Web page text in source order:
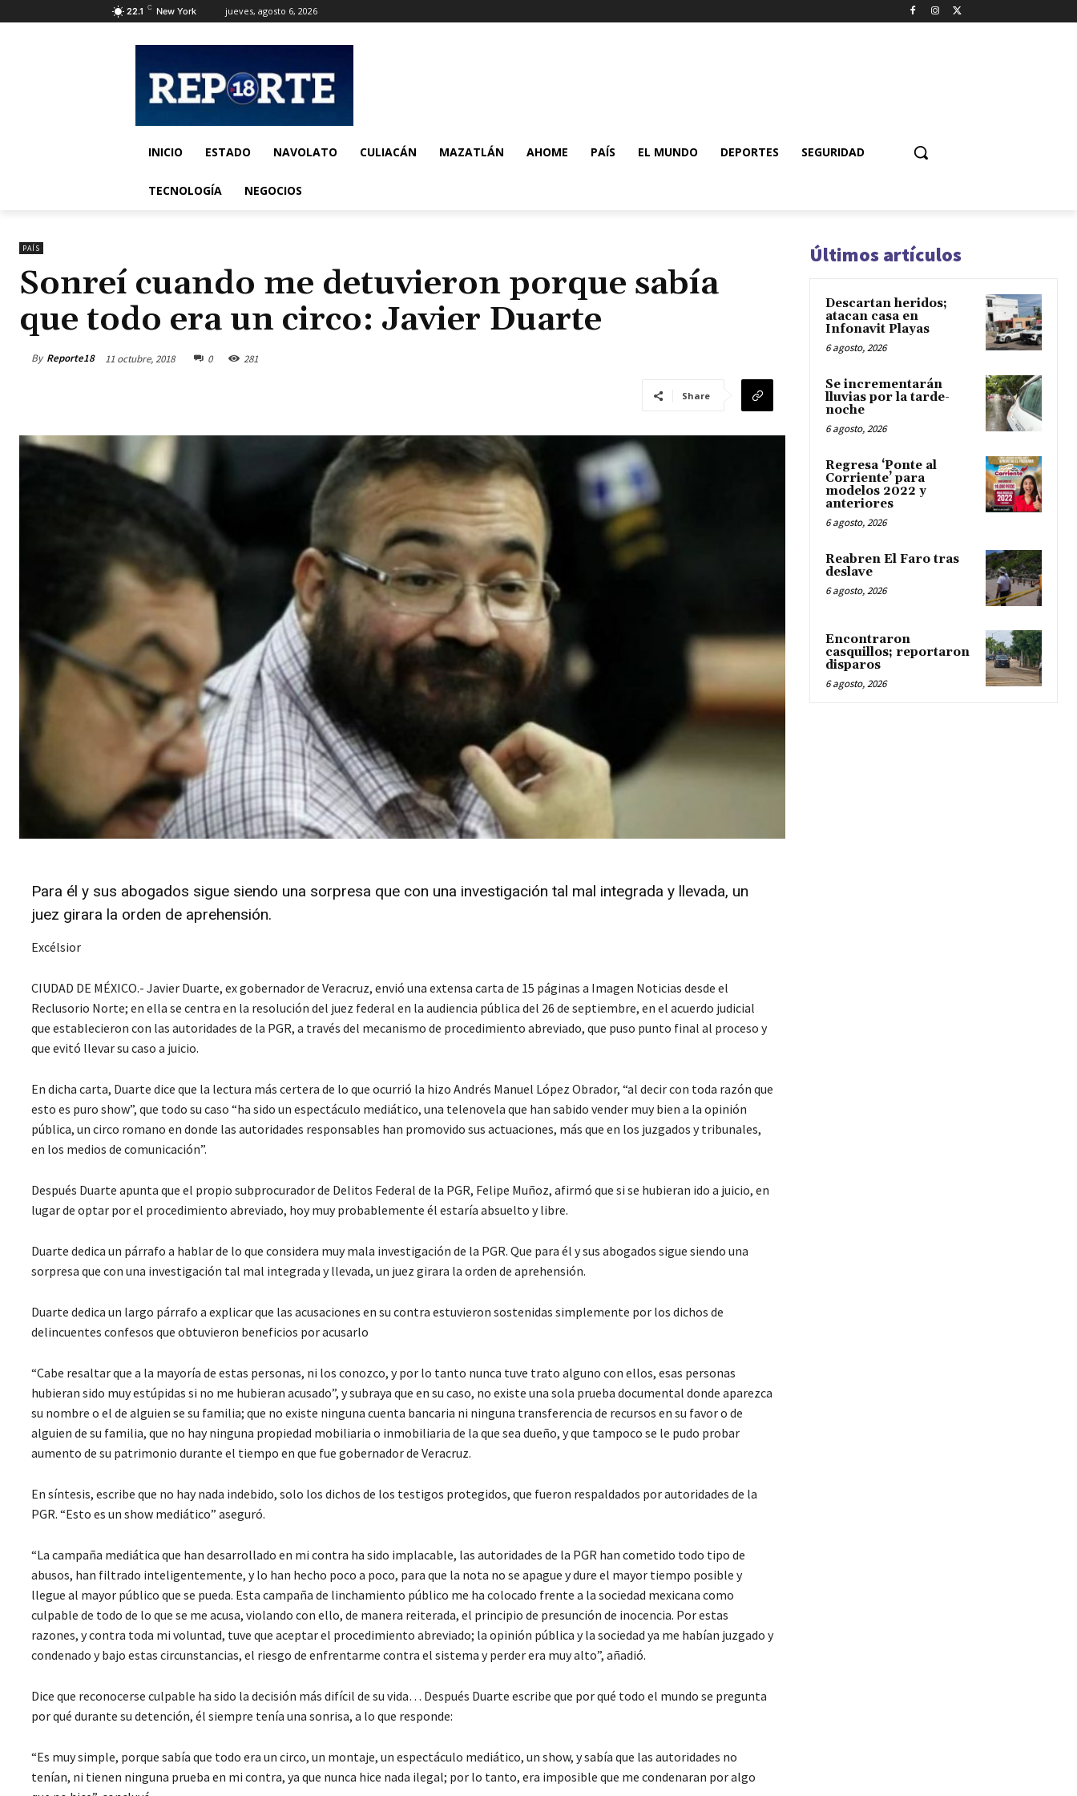
22.1 C New York jueves, agosto 6, 2026
INICIO ESTADO NAVOLATO CULIACÁN MAZATLÁN AHOME PAÍS EL MUNDO DEPORTES SEGURIDAD
TECNOLOGÍA NEGOCIOS
PAÍS
Sonreí cuando me detuvieron porque sabía
que todo era un circo: Javier Duarte
By Reporte18 11 octubre, 2018 0 281
Share
Para él y sus abogados sigue siendo una sorpresa que con una investigación tal mal integrada y llevada, un
juez girara la orden de aprehensión.
Excélsior
CIUDAD DE MÉXICO.- Javier Duarte, ex gobernador de Veracruz, envió una extensa carta de 15 páginas a Imagen Noticias desde el
Reclusorio Norte; en ella se centra en la resolución del juez federal en la audiencia pública del 26 de septiembre, en el acuerdo judicial
que establecieron con las autoridades de la PGR, a través del mecanismo de procedimiento abreviado, que puso punto final al proceso y
que evitó llevar su caso a juicio.
En dicha carta, Duarte dice que la lectura más certera de lo que ocurrió la hizo Andrés Manuel López Obrador, “al decir con toda razón que
esto es puro show”, que todo su caso “ha sido un espectáculo mediático, una telenovela que han sabido vender muy bien a la opinión
pública, un circo romano en donde las autoridades responsables han promovido sus actuaciones, más que en los juzgados y tribunales,
en los medios de comunicación”.
Después Duarte apunta que el propio subprocurador de Delitos Federal de la PGR, Felipe Muñoz, afirmó que si se hubieran ido a juicio, en
lugar de optar por el procedimiento abreviado, hoy muy probablemente él estaría absuelto y libre.
Duarte dedica un párrafo a hablar de lo que considera muy mala investigación de la PGR. Que para él y sus abogados sigue siendo una
sorpresa que con una investigación tal mal integrada y llevada, un juez girara la orden de aprehensión.
Duarte dedica un largo párrafo a explicar que las acusaciones en su contra estuvieron sostenidas simplemente por los dichos de
delincuentes confesos que obtuvieron beneficios por acusarlo
“Cabe resaltar que a la mayoría de estas personas, ni los conozco, y por lo tanto nunca tuve trato alguno con ellos, esas personas
hubieran sido muy estúpidas si no me hubieran acusado”, y subraya que en su caso, no existe una sola prueba documental donde aparezca
su nombre o el de alguien se su familia; que no existe ninguna cuenta bancaria ni ninguna transferencia de recursos en su favor o de
alguien de su familia, que no hay ninguna propiedad mobiliaria o inmobiliaria de la que sea dueño, y que tampoco se le pudo probar
aumento de su patrimonio durante el tiempo en que fue gobernador de Veracruz.
En síntesis, escribe que no hay nada indebido, solo los dichos de los testigos protegidos, que fueron respaldados por autoridades de la
PGR. “Esto es un show mediático” aseguró.
“La campaña mediática que han desarrollado en mi contra ha sido implacable, las autoridades de la PGR han cometido todo tipo de
abusos, han filtrado inteligentemente, y lo han hecho poco a poco, para que la nota no se apague y dure el mayor tiempo posible y
llegue al mayor público que se pueda. Esta campaña de linchamiento público me ha colocado frente a la sociedad mexicana como
culpable de todo de lo que se me acusa, violando con ello, de manera reiterada, el principio de presunción de inocencia. Por estas
razones, y contra toda mi voluntad, tuve que aceptar el procedimiento abreviado; la opinión pública y la sociedad ya me habían juzgado y
condenado y bajo estas circunstancias, el riesgo de enfrentarme contra el sistema y perder era muy alto”, añadió.
Dice que reconocerse culpable ha sido la decisión más difícil de su vida… Después Duarte escribe que por qué todo el mundo se pregunta
por qué durante su detención, él siempre tenía una sonrisa, a lo que responde:
“Es muy simple, porque sabía que todo era un circo, un montaje, un espectáculo mediático, un show, y sabía que las autoridades no
tenían, ni tienen ninguna prueba en mi contra, ya que nunca hice nada ilegal; por lo tanto, era imposible que me condenaran por algo
Últimos artículos
Descartan heridos;
atacan casa en
Infonavit Playas
6 agosto, 2026
Se incrementarán
lluvias por la tarde-
noche
6 agosto, 2026
Regresa ‘Ponte al
Corriente’ para
modelos 2022 y
anteriores
6 agosto, 2026
Reabren El Faro tras
deslave
6 agosto, 2026
Encontraron
casquillos; reportaron
disparos
6 agosto, 2026